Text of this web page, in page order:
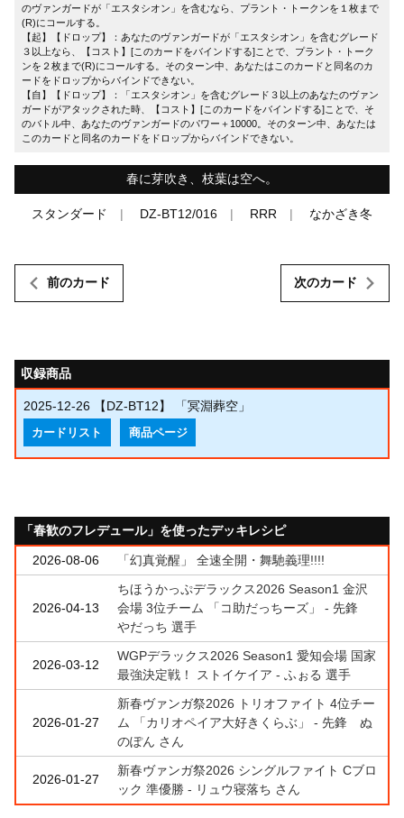
のヴァンガードが「エスタシオン」を含むなら、プラント・トークンを１枚まで
(R)にコールする。
【起】【ドロップ】：あなたのヴァンガードが「エスタシオン」を含むグレード
３以上なら、【コスト】[このカードをバインドする]ことで、プラント・トーク
ンを２枚まで(R)にコールする。そのターン中、あなたはこのカードと同名のカ
ードをドロップからバインドできない。
【自】【ドロップ】：「エスタシオン」を含むグレード３以上のあなたのヴァン
ガードがアタックされた時、【コスト】[このカードをバインドする]ことで、そ
のバトル中、あなたのヴァンガードのパワー＋10000。そのターン中、あなたは
このカードと同名のカードをドロップからバインドできない。
春に芽吹き、枝葉は空へ。
スタンダード DZ-BT12/016 RRR なかざき冬
前のカード 次のカード
収録商品
2025-12-26 【DZ-BT12】 「冥淵葬空」
カードリスト 商品ページ
「春歓のフレデュール」を使ったデッキレシピ
2026-08-06 「幻真覚醒」 全速全開・舞馳義理!!!!
2026-04-13
ちほうかっぷデラックス2026 Season1 金沢
会場 3位チーム 「コ助だっちーズ」 - 先鋒
やだっち 選手
2026-03-12
WGPデラックス2026 Season1 愛知会場 国家
最強決定戦！ ストイケイア - ふぉる 選手
2026-01-27
新春ヴァンガ祭2026 トリオファイト 4位チー
ム 「カリオペイア大好きくらぶ」 - 先鋒 ぬ
のぽん さん
2026-01-27
新春ヴァンガ祭2026 シングルファイト Cブロ
ック 準優勝 - リュウ寝落ち さん